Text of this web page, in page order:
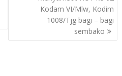
Kodam VI/Mlw, Kodim
1008/Tjg bagi – bagi
sembako